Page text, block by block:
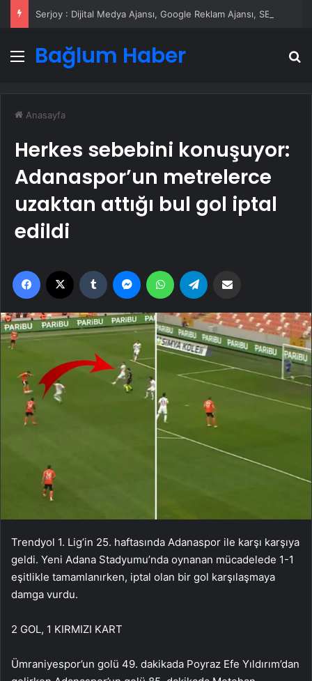
Menü
Bağlum Haber
Anasayfa
Herkes sebebini konuşuyor:
Adanaspor’un metrelerce
uzaktan attığı bul gol iptal
edildi
Facebook Tumblr MessengerWhatsApp
Trendyol 1. Lig’in 25. haftasında Adanaspor ile karşı karşıya
geldi. Yeni Adana Stadyumu’nda oynanan mücadelede 1-1
eşitlikle tamamlanırken, iptal olan bir gol karşılaşmaya
damga vurdu.
2 GOL, 1 KIRMIZI KART
Ümraniyespor’un golü 49. dakikada Poyraz Efe Yıldırım’dan